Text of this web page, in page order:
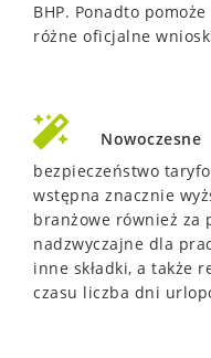
BHP. Ponadto
różne oficjalne
Nowoczesne
bezpieczeństwo
wstępna znacznie
branżowe również za
nadzwyczajne dla
inne składki, a także
czasu liczba dni